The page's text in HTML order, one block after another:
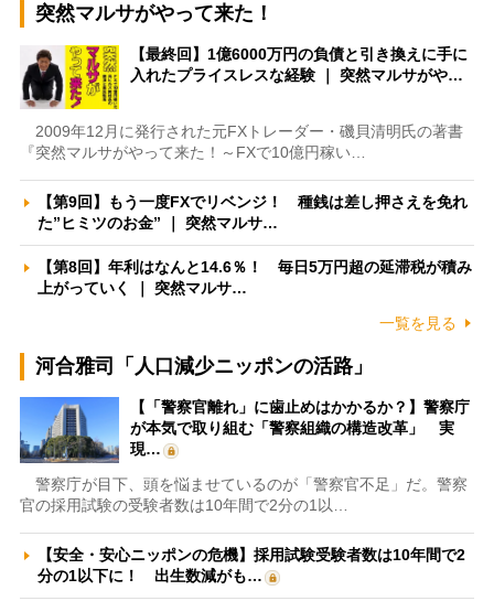
突然マルサがやって来た！
【最終回】1億6000万円の負債と引き換えに手に
入れたプライスレスな経験 ｜ 突然マルサがや…
2009年12月に発行された元FXトレーダー・磯貝清明氏の著書
『突然マルサがやって来た！～FXで10億円稼い…
【第9回】もう一度FXでリベンジ！ 種銭は差し押さえを免れ
た”ヒミツのお金” ｜ 突然マルサ…
【第8回】年利はなんと14.6％！ 毎日5万円超の延滞税が積み
上がっていく ｜ 突然マルサ…
一覧を見る
河合雅司「人口減少ニッポンの活路」
【「警察官離れ」に歯止めはかかるか？】警察庁
が本気で取り組む「警察組織の構造改革」 実
現…
警察庁が目下、頭を悩ませているのが「警察官不足」だ。警察
官の採用試験の受験者数は10年間で2分の1以…
【安全・安心ニッポンの危機】採用試験受験者数は10年間で2
分の1以下に！ 出生数減がも…